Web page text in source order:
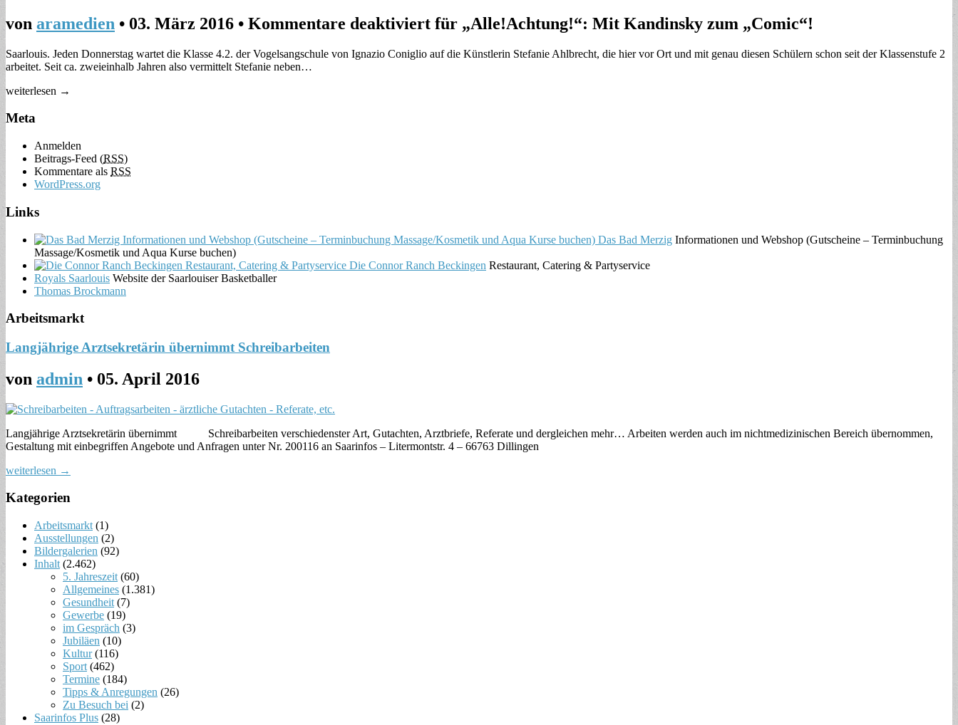
von aramedien • 03. März 2016 • Kommentare deaktiviert für „Alle!Achtung!“: Mit Kandinsky zum „Comic“!
Saarlouis. Jeden Donnerstag wartet die Klasse 4.2. der Vogelsangschule von Ignazio Coniglio auf die Künstlerin Stefanie Ahlbrecht, die hier vor Ort und mit genau diesen Schülern schon seit der Klassenstufe 2
arbeitet. Seit ca. zweieinhalb Jahren also vermittelt Stefanie neben…
weiterlesen →
Meta
Anmelden
Beitrags-Feed (RSS)
Kommentare als RSS
WordPress.org
Links
Das Bad Merzig Informationen und Webshop (Gutscheine – Terminbuchung
Massage/Kosmetik und Aqua Kurse buchen)
Die Connor Ranch Beckingen Restaurant, Catering & Partyservice
Royals Saarlouis Website der Saarlouiser Basketballer
Thomas Brockmann
Arbeitsmarkt
Langjährige Arztsekretärin übernimmt Schreibarbeiten
von admin • 05. April 2016
Langjährige Arztsekretärin übernimmt Schreibarbeiten verschiedenster Art, Gutachten, Arztbriefe, Referate und dergleichen mehr… Arbeiten werden auch im nichtmedizinischen Bereich übernommen,
Gestaltung mit einbegriffen Angebote und Anfragen unter Nr. 200116 an Saarinfos – Litermontstr. 4 – 66763 Dillingen
weiterlesen →
Kategorien
Arbeitsmarkt (1)
Ausstellungen (2)
Bildergalerien (92)
Inhalt (2.462)
5. Jahreszeit (60)
Allgemeines (1.381)
Gesundheit (7)
Gewerbe (19)
im Gespräch (3)
Jubiläen (10)
Kultur(116)
Sport (462)
Termine (184)
Tipps & Anregungen (26)
Zu Besuch bei (2)
Saarinfos Plus (28)